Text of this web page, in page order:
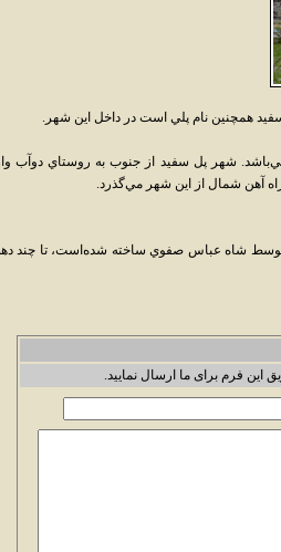
همچنين نام پلي است در داخل اين شهر.
شهر پل سفيد از جنوب به روستاي دوآب
آهن شمال از اين شهر مي‌گذرد.
توسط شاه عباس صفوي ساخته شده‌است، تا چند
این فرم برای ما ارسال نمایید.